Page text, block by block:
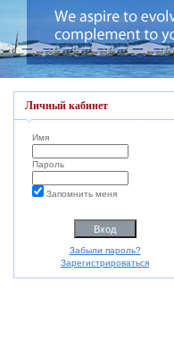
Личный кабинет
Имя
Пароль
Запомнить меня
Забыли пароль?
Зарегистрироваться